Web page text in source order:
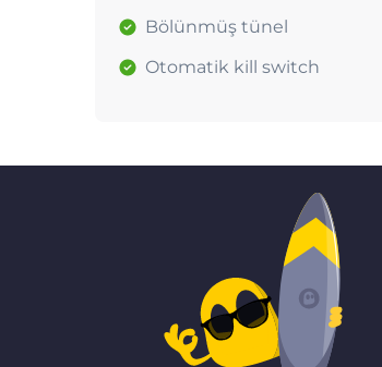
Bölünmüş tünel
Otomatik kill switch